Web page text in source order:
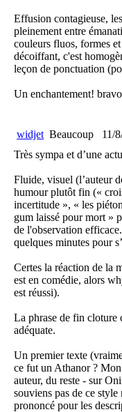
Effusion contagieuse,
pleinement entre
couleurs fluos, formes
décoiffant, c'est
leçon de ponctuation
Un enchantement!
widjet Beaucoup
11/
Très sympa et d’une
Fluide, visuel (l’auteur
humour plutôt fin («
incertitude », « les
gum laissé pour mort »
de l'observation
quelques minutes pour
Certes la réaction de la
est en comédie, alors
est réussi).
La phrase de fin cloture
adéquate.
Un premier texte
ce fut un Athanor ?
auteur, du reste - sur
souviens pas de ce
prononcé pour les